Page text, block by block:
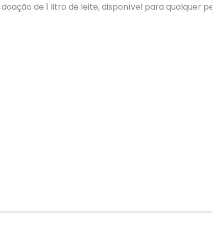
de 1 litro de leite, disponível para qualquer